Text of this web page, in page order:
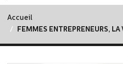
Accueil
FEMMES ENTREPRENEURS, LA